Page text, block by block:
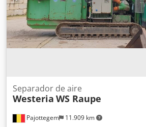
amplia gama de aplicaciones. Áreas
Reciclaje de residuos de construcción
plástico), compostaje (film plástico),
(plásticos) y mucho más. El
por separado o como kit completo. El
Pajottegem 11.909 km
Separador de aire
Westeria WS Raupe